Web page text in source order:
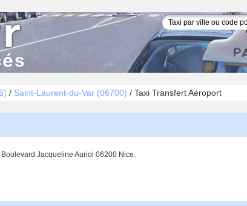
/ Saint-Laurent-du-Var (06700) / Taxi Transfert Aéroport
Jacqueline Auriol 06200 Nice.